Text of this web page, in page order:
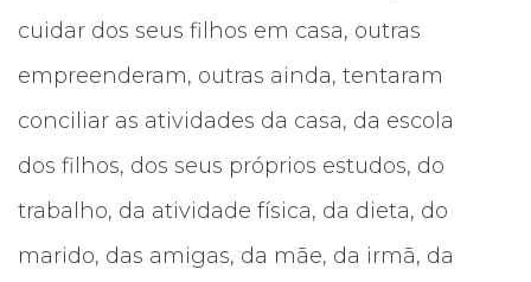
cuidar dos seus filhos em casa, outras
empreenderam, outras ainda, tentaram
conciliar as atividades da casa, da escola
dos filhos, dos seus próprios estudos, do
trabalho, da atividade física, da dieta, do
marido, das amigas, da mãe, da irmã, da